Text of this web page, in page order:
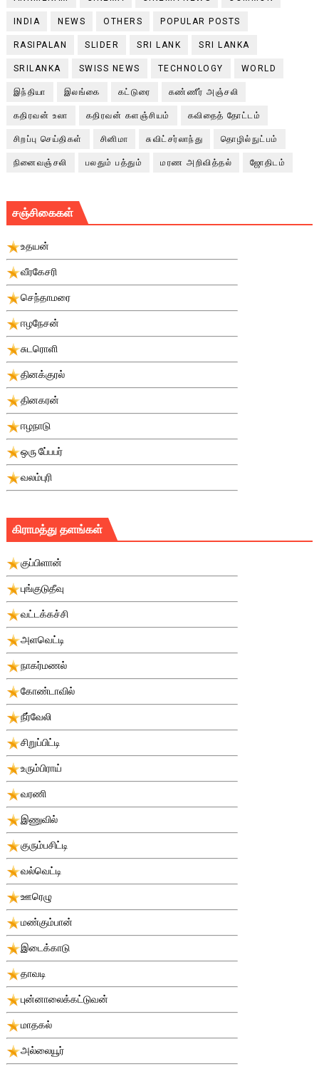
INDIA NEWS OTHERS POPULAR POSTS
RASIPALAN SLIDER SRI LANK SRI LANKA
SRILANKA SWISS NEWS TECHNOLOGY WORLD
இந்தியா இலங்கை கட்டுரை கண்ணீர் அஞ்சலி
கதிரவன் உலா கதிரவன் களஞ்சியம் கவிதைத் தோட்டம்
சிறப்பு செய்திகள் சினிமா சுவிட்சர்லாந்து தொழில்நுட்பம்
நினைவஞ்சலி பலதும் பத்தும் மரண அறிவித்தல் ஜோதிடம்
சஞ்சிகைகள்
உதயன்
வீரகேசரி
செந்தாமரை
ஈழநேசன்
சுடரொளி
தினக்குரல்
தினகரன்
ஈழநாடு
ஒரு பே்பபர்
வலம்புரி
கிராமத்து தளங்கள்
குப்பிளான்
புங்குடுதீவு
வட்டக்கச்சி
அளவெட்டி
நாகர்மணல்
கோண்டாவில்
நீர்வேலி
சிறுப்பிட்டி
உரும்பிராய்
வரணி
இணுவில்
குரும்பசிட்டி
வல்வெட்டி
ஊரெழு
மண்கும்பான்
இடைக்காடு
தாவடி
புன்னாலைக்கட்டுவன்
மாதகல்
அல்லையூர்